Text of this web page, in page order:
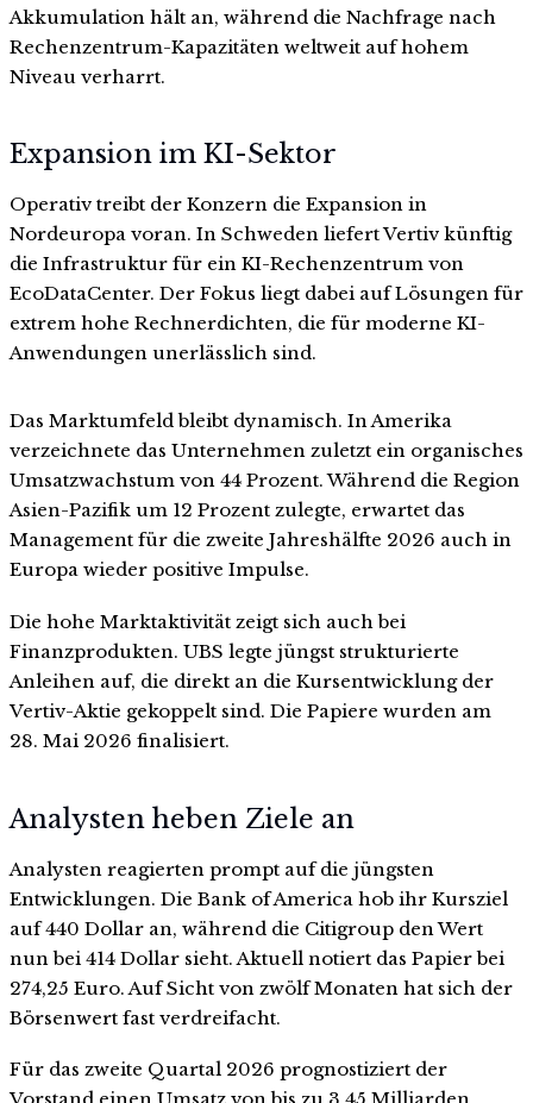
Akkumulation hält an, während die Nachfrage nach
Rechenzentrum-Kapazitäten weltweit auf hohem
Niveau verharrt.
Expansion im KI-Sektor
Operativ treibt der Konzern die Expansion in
Nordeuropa voran. In Schweden liefert Vertiv künftig
die Infrastruktur für ein KI-Rechenzentrum von
EcoDataCenter. Der Fokus liegt dabei auf Lösungen für
extrem hohe Rechnerdichten, die für moderne KI-
Anwendungen unerlässlich sind.
Das Marktumfeld bleibt dynamisch. In Amerika
verzeichnete das Unternehmen zuletzt ein organisches
Umsatzwachstum von 44 Prozent. Während die Region
Asien-Pazifik um 12 Prozent zulegte, erwartet das
Management für die zweite Jahreshälfte 2026 auch in
Europa wieder positive Impulse.
Die hohe Marktaktivität zeigt sich auch bei
Finanzprodukten. UBS legte jüngst strukturierte
Anleihen auf, die direkt an die Kursentwicklung der
Vertiv-Aktie gekoppelt sind. Die Papiere wurden am
28. Mai 2026 finalisiert.
Analysten heben Ziele an
Analysten reagierten prompt auf die jüngsten
Entwicklungen. Die Bank of America hob ihr Kursziel
auf 440 Dollar an, während die Citigroup den Wert
nun bei 414 Dollar sieht. Aktuell notiert das Papier bei
274,25 Euro. Auf Sicht von zwölf Monaten hat sich der
Börsenwert fast verdreifacht.
Für das zweite Quartal 2026 prognostiziert der